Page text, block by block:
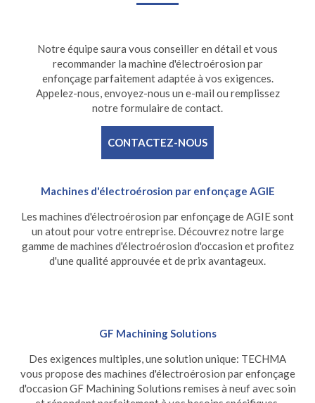
Notre équipe saura vous conseiller en détail et vous
recommander la machine d'électroérosion par
enfonçage parfaitement adaptée à vos exigences.
Appelez-nous, envoyez-nous un e-mail ou remplissez
notre formulaire de contact.
CONTACTEZ-NOUS
Machines d'électroérosion par enfonçage AGIE
Les machines d'électroérosion par enfonçage de AGIE sont
un atout pour votre entreprise. Découvrez notre large
gamme de machines d'électroérosion d'occasion et profitez
d'une qualité approuvée et de prix avantageux.
GF Machining Solutions
Des exigences multiples, une solution unique: TECHMA
vous propose des machines d'électroérosion par enfonçage
d'occasion GF Machining Solutions remises à neuf avec soin